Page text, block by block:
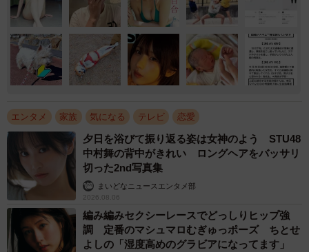
エンタメ 家族 気になる テレビ 恋愛
夕日を浴びて振り返る姿は女神のよう STU48
中村舞の背中がきれい ロングヘアをバッサリ
切った2nd写真集
まいどなニュースエンタメ部
2026.08.06
編み編みセクシーレースでどっしりヒップ強
調 定番のマシュマロむぎゅっポーズ ちとせ
よしの「湿度高めのグラビアになってます」